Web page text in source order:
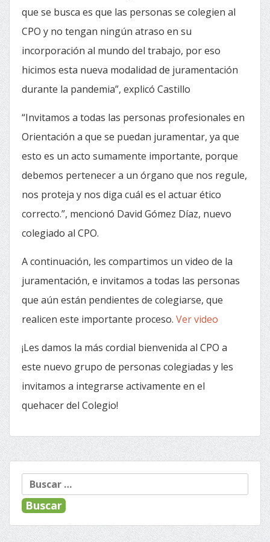
que se busca es que las personas se colegien al
CPO y no tengan ningún atraso en su
incorporación al mundo del trabajo, por eso
hicimos esta nueva modalidad de juramentación
durante la pandemia”, explicó Castillo
“Invitamos a todas las personas profesionales en
Orientación a que se puedan juramentar, ya que
esto es un acto sumamente importante, porque
debemos pertenecer a un órgano que nos regule,
nos proteja y nos diga cuál es el actuar ético
correcto.”, mencionó David Gómez Díaz, nuevo
colegiado al CPO.
A continuación, les compartimos un video de la
juramentación, e invitamos a todas las personas
que aún están pendientes de colegiarse, que
realicen este importante proceso. Ver video
¡Les damos la más cordial bienvenida al CPO a
este nuevo grupo de personas colegiadas y les
invitamos a integrarse activamente en el
quehacer del Colegio!
Buscar: